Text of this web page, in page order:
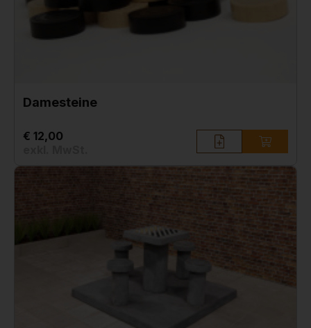
Damesteine
€ 12,00